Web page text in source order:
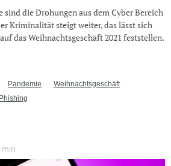
sind die Drohungen aus dem Cyber Bereich
Kriminalität steigt weiter, das lässt sich
das Weihnachtsgeschäft 2021 feststellen.
Pandemie
Weihnachtsgeschäft
Phishing
min